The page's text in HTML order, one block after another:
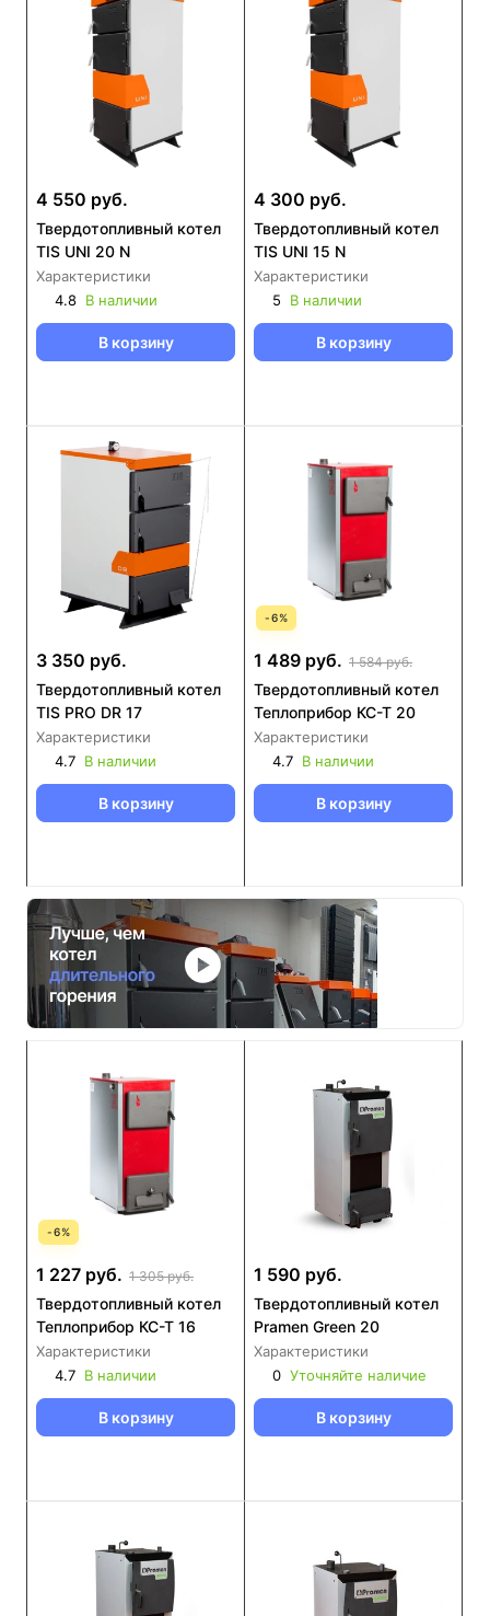
4 550 руб.
Твердотопливный котел
TIS UNI 20 N
Характеристики
4.8 В наличии
В корзину
4 300 руб.
Твердотопливный котел
TIS UNI 15 N
Характеристики
5
В наличии
В корзину
3 350 руб.
Твердотопливный котел
TIS PRO DR 17
Характеристики
4.7 В наличии
В корзину
-6%
1 489 руб. 1 584 руб.
Твердотопливный котел
Теплоприбор КС-Т 20
Характеристики
4.7 В наличии
В корзину
-6%
1 227 руб. 1 305 руб.
Твердотопливный котел
Теплоприбор КС-Т 16
Характеристики
4.7 В наличии
В корзину
1 590 руб.
Твердотопливный котел
Pramen Green 20
Характеристики
0 Уточняйте наличие
В корзину